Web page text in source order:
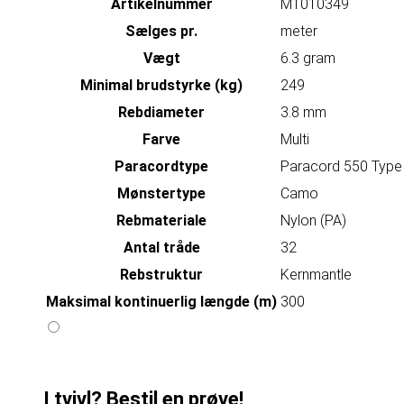
Artikelnummer
MT010349
Sælges pr.
meter
Vægt
6.3 gram
Minimal brudstyrke (kg)
249
Rebdiameter
3.8 mm
Farve
Multi
Paracordtype
Paracord 550
Mønstertype
Camo
Rebmateriale
Nylon (PA)
Antal tråde
32
Rebstruktur
Kernmantle
Maksimal kontinuerlig længde (m) 300
I tvivl? Bestil en prøve!